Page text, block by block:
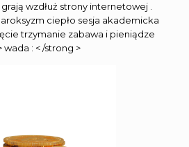
wzdłuż strony internetowej .
ciepło sesja akademicka
trzymanie zabawa i pieniądze
wada : < /strong >